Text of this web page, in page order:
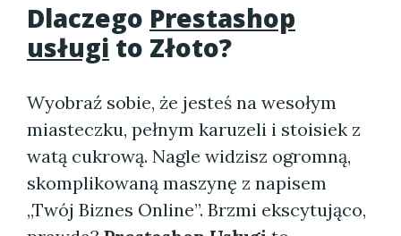
Dlaczego Prestashop
usługi to Złoto?
Wyobraź sobie, że jesteś na wesołym
miasteczku, pełnym karuzeli i stoisiek z
watą cukrową. Nagle widzisz ogromną,
skomplikowaną maszynę z napisem
„Twój Biznes Online”. Brzmi ekscytująco,